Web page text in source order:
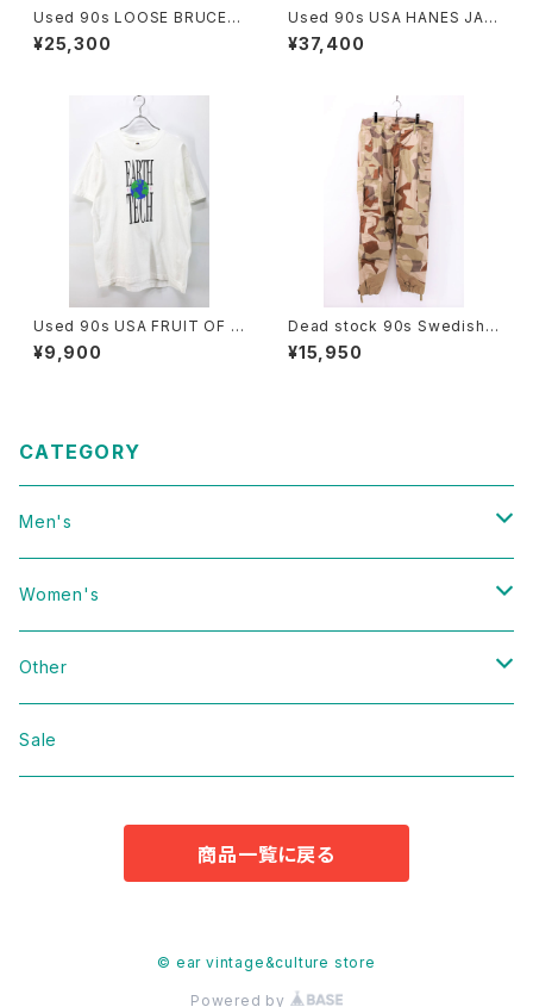
Used 90s LOOSE BRUCE L
EE Black Both Side Graphic
T-Shirt Size L 相当 古着
¥25,300
Used 90s USA HANES JAN
ET JACKSON 1990 RHYTH
M NATION 1814 TOUR T-S
¥37,400
Used 90s USA FRUIT OF T
HE LOOM EARTH TECH Gr
aphic T-Shirt Size L 古着
¥9,900
Dead stock 90s Swedish
Military M-90 Splinter Cam
o Pants W38 L32 古着
¥15,950
CATEGORY
Men's
Vintage
Domestic
Jacket
Women's
Vintage
Domestic
Other
bag
Accessories
Sale
商品一覧に戻る
© ear vintage&culture store
Powered by